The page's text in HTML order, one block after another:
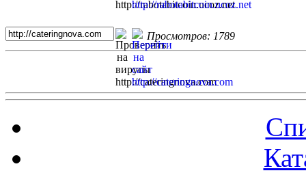
Просмотров: 1789